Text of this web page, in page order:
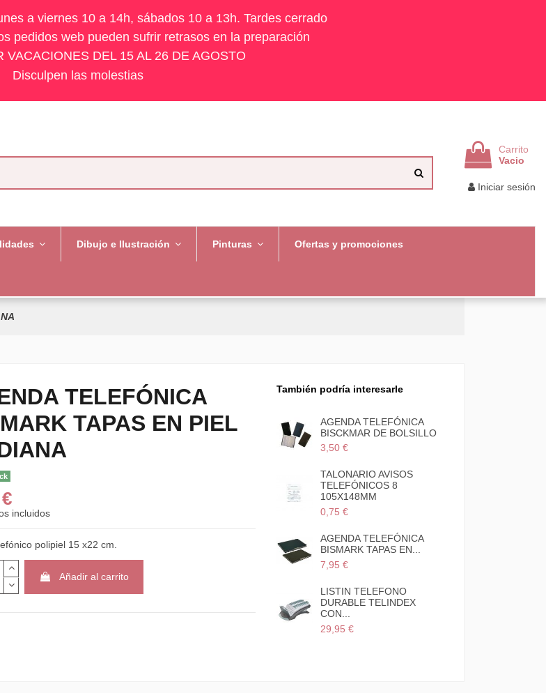
a viernes 10 a 14h, sábados 10 a 13h. Tardes cerrado
pedidos web pueden sufrir retrasos en la preparación
VACACIONES DEL 15 AL 26 DE AGOSTO
Disculpen las molestias
Carrito
Vacio
Iniciar sesión
Dibujo e Ilustración Pinturas Ofertas y promociones
TELEFÓNICA
TAPAS EN PIEL
incluidos
polipiel 15 x22 cm.
Añadir al carrito
También podría interesarle
AGENDA TELEFÓNICA
BISCKMAR DE BOLSILLO
3,50 €
TALONARIO AVISOS
TELEFÓNICOS 8
105X148MM
0,75 €
AGENDA TELEFÓNICA
BISMARK TAPAS EN...
7,95 €
LISTIN TELEFONO
DURABLE TELINDEX
CON...
29,95 €